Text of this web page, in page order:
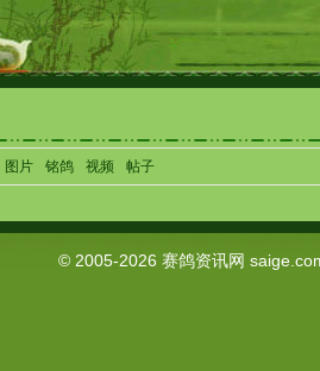
图片 铭鸽 视频 帖子
© 2005-2026 赛鸽资讯网